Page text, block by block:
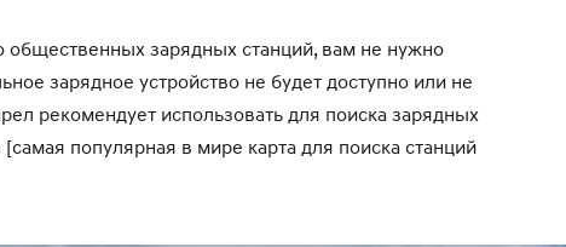
общественных зарядных станций, вам не нужно
зарядное устройство не будет доступно или не
рекомендует использовать для поиска зарядных
популярная в мире карта для поиска станций